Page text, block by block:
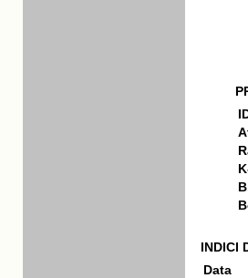
INDICI
Data